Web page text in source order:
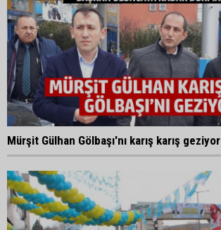
Mürşit Gülhan Gölbaşı'nı karış karış geziyor